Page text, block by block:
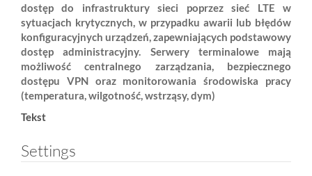
dostęp do infrastruktury sieci poprzez sieć LTE w
sytuacjach krytycznych, w przypadku awarii lub błędów
konfiguracyjnych urządzeń, zapewniających podstawowy
dostęp administracyjny. Serwery terminalowe mają
możliwość centralnego zarządzania, bezpiecznego
dostępu VPN oraz monitorowania środowiska pracy
(temperatura, wilgotność, wstrząsy, dym)
Tekst
Settings